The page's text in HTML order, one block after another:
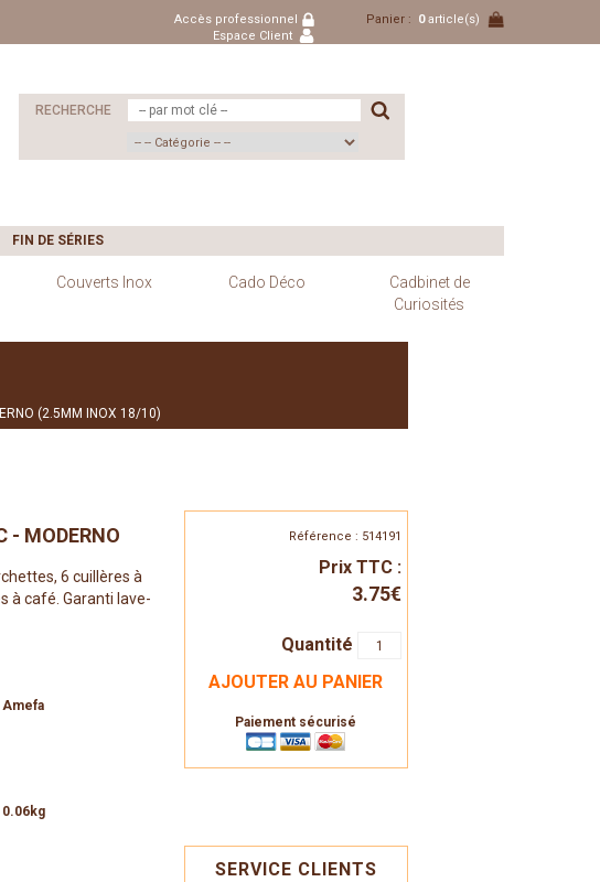
Accès professionnel
Espace Client
Panier : 0article(s)
RECHERCHE
FIN DE SÉRIES
Couverts Inox Cado Déco
Cadbinet de
Curiosités
(2.5MM INOX 18/10)
Référence : 514191
Prix TTC :
3.75€
Quantité
AJOUTER AU PANIER
Paiement sécurisé
SERVICE CLIENTS
- MODERNO
6 cuillères à
à café. Garanti lave-
Amefa
0.06kg